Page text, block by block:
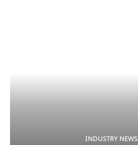
INDUSTRY NEWS